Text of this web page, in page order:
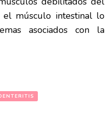
el músculo intestinal lo
asociados con la